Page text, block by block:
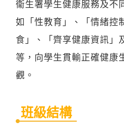
衞生署學生健康服務及不
如「性教育」、「情緒控
食」、「齊享健康資訊」
等，向學生貫輸正確健康
觀。
班級結構